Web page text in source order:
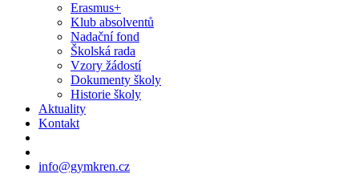
Erasmus+
Klub absolventů
Nadační fond
Školská rada
Vzory žádostí
Dokumenty školy
Historie školy
Aktuality
Kontakt
info@gymkren.cz